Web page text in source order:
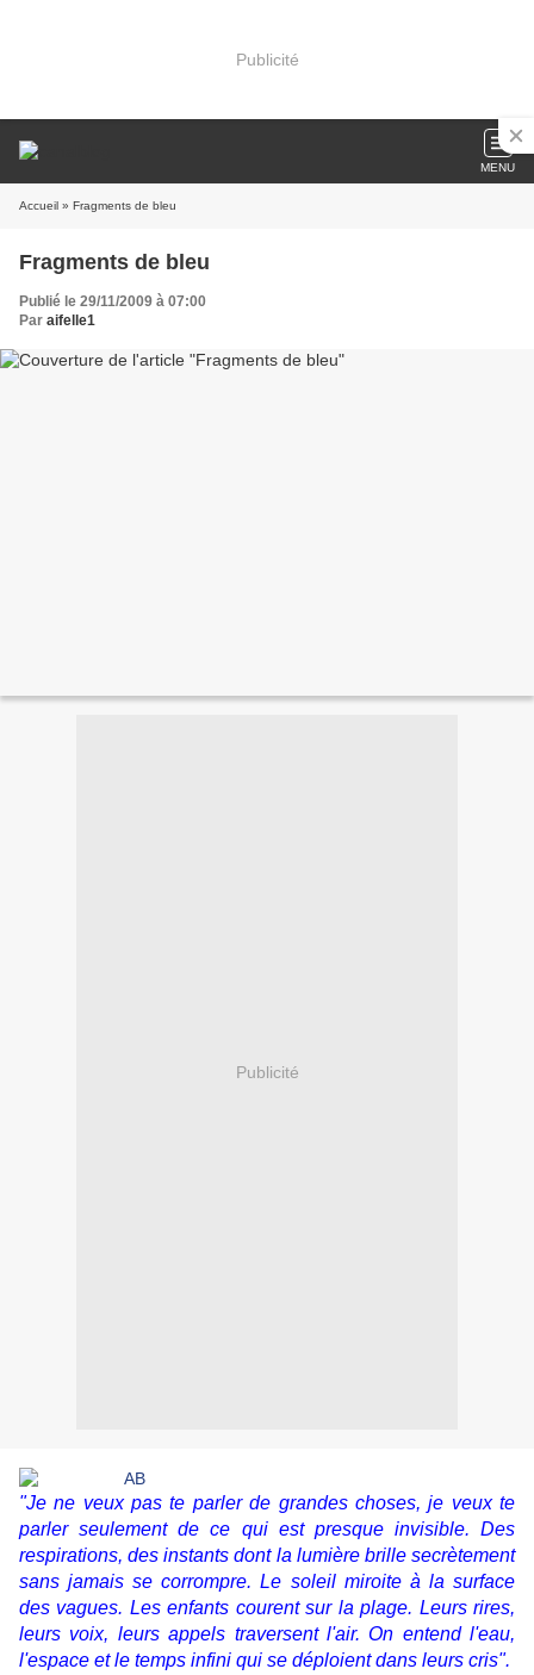
Publicité
MENU
Accueil » Fragments de bleu
Fragments de bleu
Publié le 29/11/2009 à 07:00
Par aifelle1
Publicité
"Je ne veux pas te parler de grandes choses, je veux te
parler seulement de ce qui est presque invisible. Des
respirations, des instants dont la lumière brille secrètement
sans jamais se corrompre. Le soleil miroite à la surface
des vagues. Les enfants courent sur la plage. Leurs rires,
leurs voix, leurs appels traversent l'air. On entend l'eau,
l'espace et le temps infini qui se déploient dans leurs cris".